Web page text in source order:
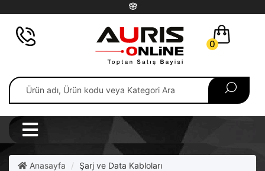
0
Anasayfa
Şarj ve Data Kabloları